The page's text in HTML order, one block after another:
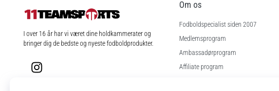
11teamsports.dk
I over 16 år har vi været dine holdkammerater og
bringer dig de bedste og nyeste fodboldprodukter.
Instagram
Om os
Fodboldspecialist siden 2007
Medlemsprogram
Ambassadørprogram
Affiliate program